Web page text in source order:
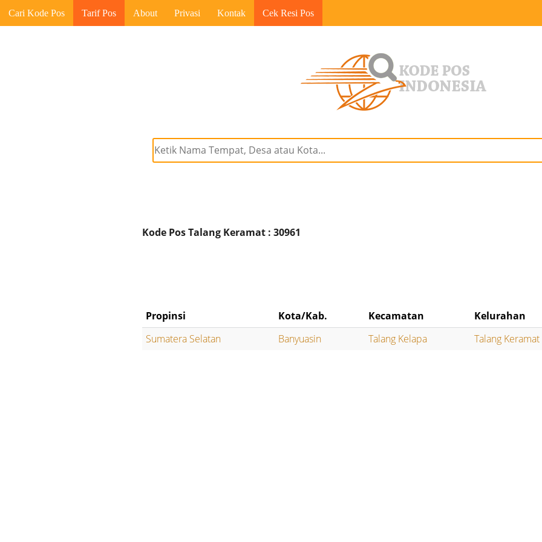
Cari Kode Pos Tarif Pos About Privasi Kontak Cek Resi Pos
Kode Pos Talang Keramat : 30961
Propinsi Kota/Kab. Kecamatan
Kelurahan
Sumatera Selatan
Banyuasin Talang Kelapa Talang Keramat